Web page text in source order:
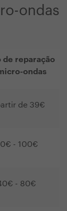
ondas
de reparação
ondas
de 39€
- 100€
- 80€